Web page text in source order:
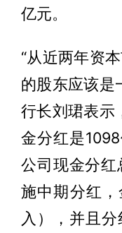
亿元。
“从近两年资
的股东应该是
行长刘珺表示
金分红是
公司现金分
施中期分红
入），并且